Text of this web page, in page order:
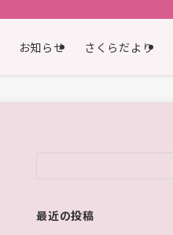
お知らせ さくらだより
最近の投稿